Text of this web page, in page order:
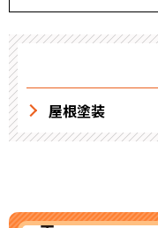
屋根塗装